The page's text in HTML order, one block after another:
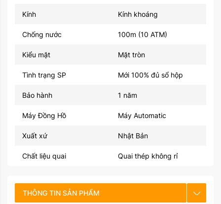
Kính Kính khoáng
Chống nước 100m (10 ATM)
Kiểu mặt Mặt tròn
Tình trạng SP Mới 100% đủ sổ hộp
Bảo hành 1 năm
Máy Đồng Hồ Máy Automatic
Xuất xứ Nhật Bản
Chất liệu quai Quai thép không rỉ
THÔNG TIN SẢN PHẨM